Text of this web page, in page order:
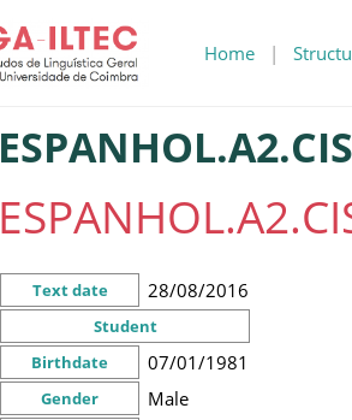
Home |
Text date 28/08/2016
Student
Birthdate
07/01/1981
Gender Male